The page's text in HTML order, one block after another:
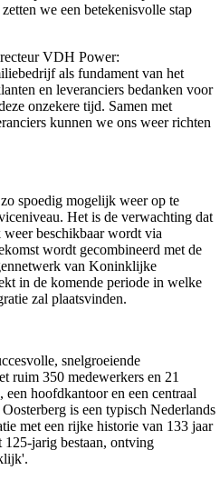
we een betekenisvolle stap
VDH Power:
als fundament van het
en leveranciers bedanken voor
onzekere tijd. Samen met
kunnen we ons weer richten
spoedig mogelijk weer op te
Het is de verwachting dat
weer beschikbaar wordt via
wordt gecombineerd met de
van Koninklijke
in de komende periode in welke
zal plaatsvinden.
snelgroeiende
ruim 350 medewerkers en 21
hoofdkantoor en een centraal
is een typisch Nederlands
met een rijke historie van 133 jaar
jarig bestaan, ontving